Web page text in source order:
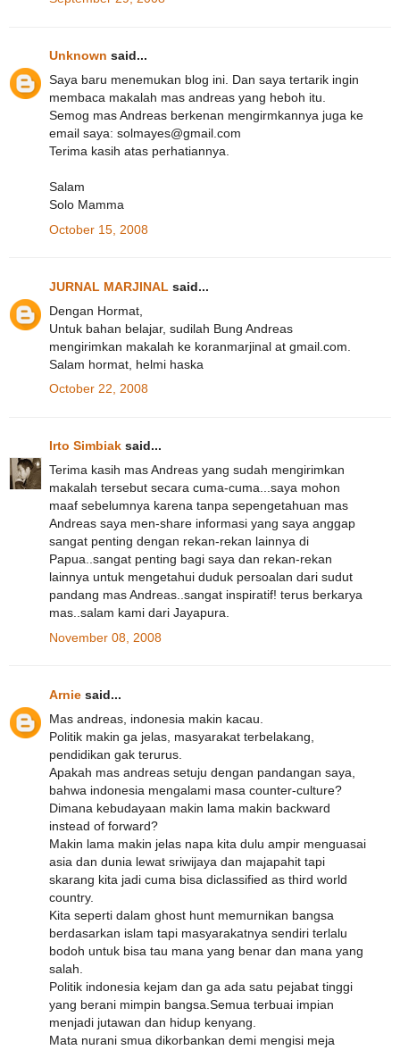
Unknown said...
Saya baru menemukan blog ini. Dan saya tertarik ingin
membaca makalah mas andreas yang heboh itu.
Semog mas Andreas berkenan mengirmkannya juga ke
email saya: solmayes@gmail.com
Terima kasih atas perhatiannya.
Salam
Solo Mamma
October 15, 2008
JURNAL MARJINAL said...
Dengan Hormat,
Untuk bahan belajar, sudilah Bung Andreas
mengirimkan makalah ke koranmarjinal at gmail.com.
Salam hormat, helmi haska
October 22, 2008
Irto Simbiak said...
Terima kasih mas Andreas yang sudah mengirimkan
makalah tersebut secara cuma-cuma...saya mohon
maaf sebelumnya karena tanpa sepengetahuan mas
Andreas saya men-share informasi yang saya anggap
sangat penting dengan rekan-rekan lainnya di
Papua..sangat penting bagi saya dan rekan-rekan
lainnya untuk mengetahui duduk persoalan dari sudut
pandang mas Andreas..sangat inspiratif! terus berkarya
mas..salam kami dari Jayapura.
November 08, 2008
Arnie said...
Mas andreas, indonesia makin kacau.
Politik makin ga jelas, masyarakat terbelakang,
pendidikan gak terurus.
Apakah mas andreas setuju dengan pandangan saya,
bahwa indonesia mengalami masa counter-culture?
Dimana kebudayaan makin lama makin backward
instead of forward?
Makin lama makin jelas napa kita dulu ampir menguasai
asia dan dunia lewat sriwijaya dan majapahit tapi
skarang kita jadi cuma bisa diclassified as third world
country.
Kita seperti dalam ghost hunt memurnikan bangsa
berdasarkan islam tapi masyarakatnya sendiri terlalu
bodoh untuk bisa tau mana yang benar dan mana yang
salah.
Politik indonesia kejam dan ga ada satu pejabat tinggi
yang berani mimpin bangsa.Semua terbuai impian
menjadi jutawan dan hidup kenyang.
Mata nurani smua dikorbankan demi mengisi meja